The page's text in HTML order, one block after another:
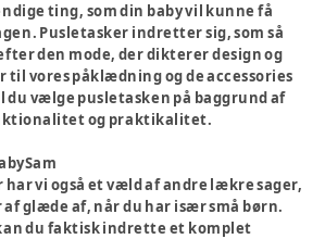
ting, som din baby vil kunne få
Pusletasker indretter sig, som så
den mode, der dikterer design og
til vores påklædning og de accessories
du vælge pusletasken på baggrund af
og praktikalitet.
har vi også et væld af andre lækre sager,
af glæde af, når du har især små børn.
du faktisk indrette et komplet